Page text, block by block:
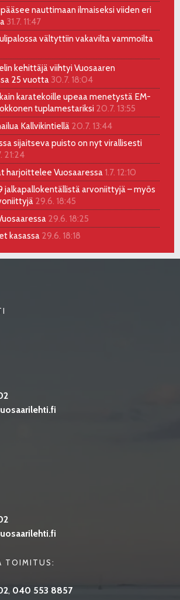
nauttimaan ilmaiseksi viiden eri
31.7. 11:47
vältyttiin vakavilta vammoilta
kehittäjä viihtyi Vuosaaren
25 vuotta 30.7. 18:04
karatekoille upeaa menetystä EM-
tuplamestariksi 20.7. 13:55
Kallvikintiellä 20.7. 13:44
sijaitseva puisto on nyt virallisesti
21:24
harjoittelee Vuosaaressa 1.7. 12:10
jalkapallokentällistä arvoniittyjä – myös
29.6. 18:45
29.6. 18:25
kasassa 29.6. 18:18
TOIMITUS:
, 040 553 8857